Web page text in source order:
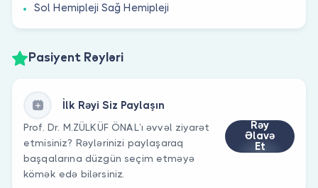
Sol Hemipleji Sağ Hemipleji
Pasiyent Rəyləri
İlk Rəyi Siz Paylaşın
Prof. Dr. M.ZÜLKÜF ÖNAL’ı əvvəl ziyarət
etmisiniz? Rəylərinizi paylaşaraq
başqalarına düzgün seçim etməyə
kömək edə bilərsiniz.
Rəy
Əlavə
Et